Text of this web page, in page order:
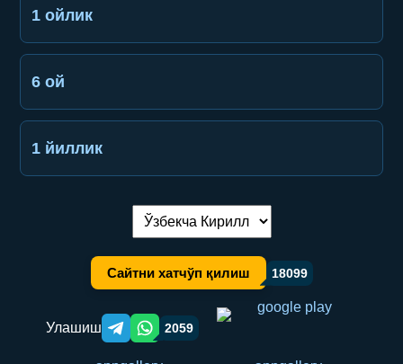
1 ойлик
6 ой
1 йиллик
Тилни алмаштириш:
Сайтни хатчўп қилиш 18099
Улашиш Telegram orqali ulashish
WhatsApp orqali ulashish
2059